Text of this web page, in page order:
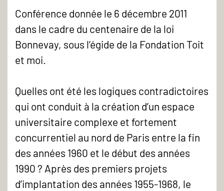
Conférence donnée le 6 décembre 2011
dans le cadre du centenaire de la loi
Bonnevay, sous l’égide de la Fondation Toit
et moi.
Quelles ont été les logiques contradictoires
qui ont conduit à la création d’un espace
universitaire complexe et fortement
concurrentiel au nord de Paris entre la fin
des années 1960 et le début des années
1990 ? Après des premiers projets
d’implantation des années 1955-1968, le